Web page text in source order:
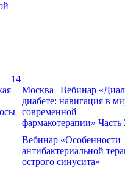
14
Москва | Вебинар
диабете: навигация в
современной
фармакотерапии» Часть
Вебинар «Особенности
антибактериальной
острого синусита»